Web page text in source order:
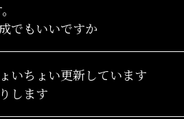
でもいいですか
いちょい更新しています
します